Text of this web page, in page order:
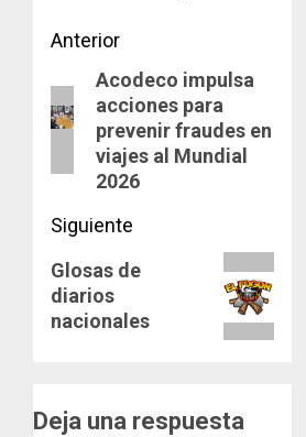
Navegación
de
entradas
Anterior
Entrada
anterior:
​Acodeco impulsa
acciones para
prevenir fraudes en
viajes al Mundial
2026
Siguiente
Siguiente
entrada:
Glosas de
diarios
nacionales
Deja una respuesta